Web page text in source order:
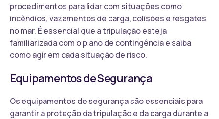
procedimentos para lidar com situações como
incêndios, vazamentos de carga, colisões e resgates
no mar. É essencial que a tripulação esteja
familiarizada com o plano de contingência e saiba
como agir em cada situação de risco.
Equipamentos de Segurança
Os equipamentos de segurança são essenciais para
garantir a proteção da tripulação e da carga durante a